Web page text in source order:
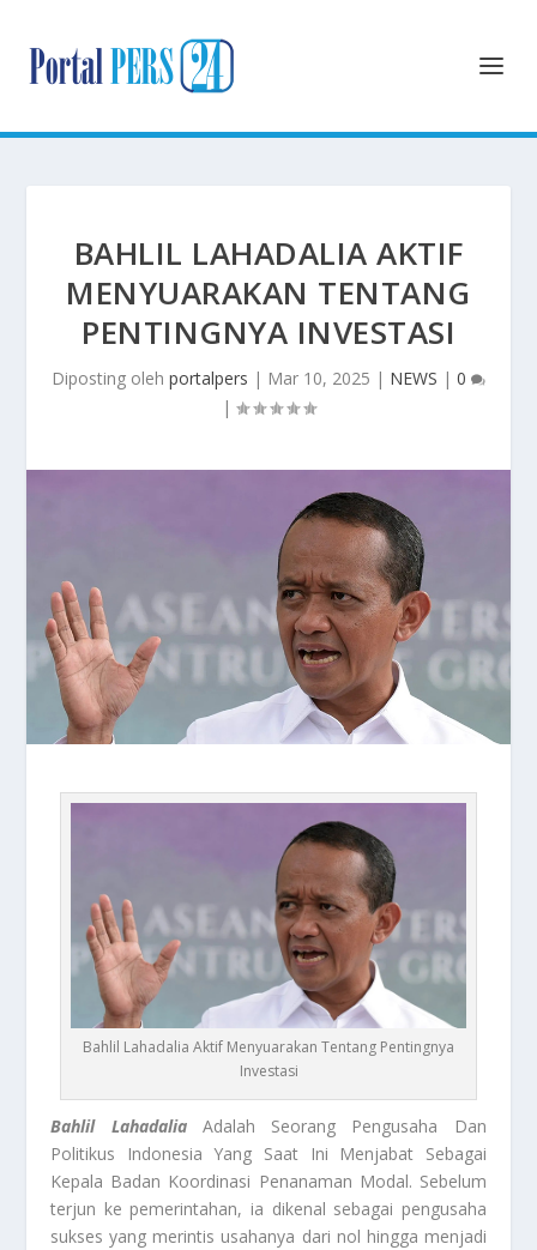
BAHLIL LAHADALIA AKTIF
MENYUARAKAN TENTANG
PENTINGNYA INVESTASI
Diposting oleh portalpers | Mar 10, 2025 | NEWS | 0
|
Bahlil Lahadalia Aktif Menyuarakan Tentang Pentingnya
Investasi
Bahlil LahadaliaAdalah Seorang Pengusaha Dan
Politikus Indonesia Yang Saat Ini Menjabat Sebagai
Kepala Badan Koordinasi Penanaman Modal. Sebelum
terjun ke pemerintahan, ia dikenal sebagai pengusaha
sukses yang merintis usahanya dari nol hingga menjadi